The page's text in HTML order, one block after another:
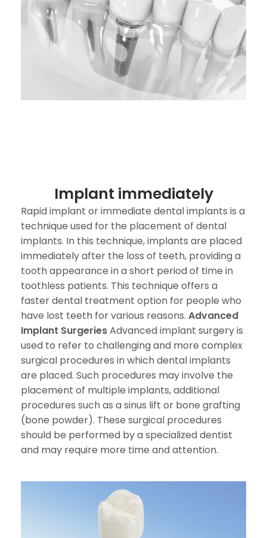
Implant immediately
Rapid implant or immediate dental implants is a
technique used for the placement of dental
implants. In this technique, implants are placed
immediately after the loss of teeth, providing a
tooth appearance in a short period of time in
toothless patients. This technique offers a
faster dental treatment option for people who
have lost teeth for various reasons. Advanced
Implant SurgeriesAdvanced implant surgery is
used to refer to challenging and more complex
surgical procedures in which dental implants
are placed. Such procedures may involve the
placement of multiple implants, additional
procedures such as a sinus lift or bone grafting
(bone powder). These surgical procedures
should be performed by a specialized dentist
and may require more time and attention.